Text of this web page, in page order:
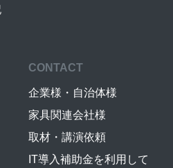
CONTACT
企業様・自治体様
家具関連会社様
取材・講演依頼
IT導入補助金を利用して